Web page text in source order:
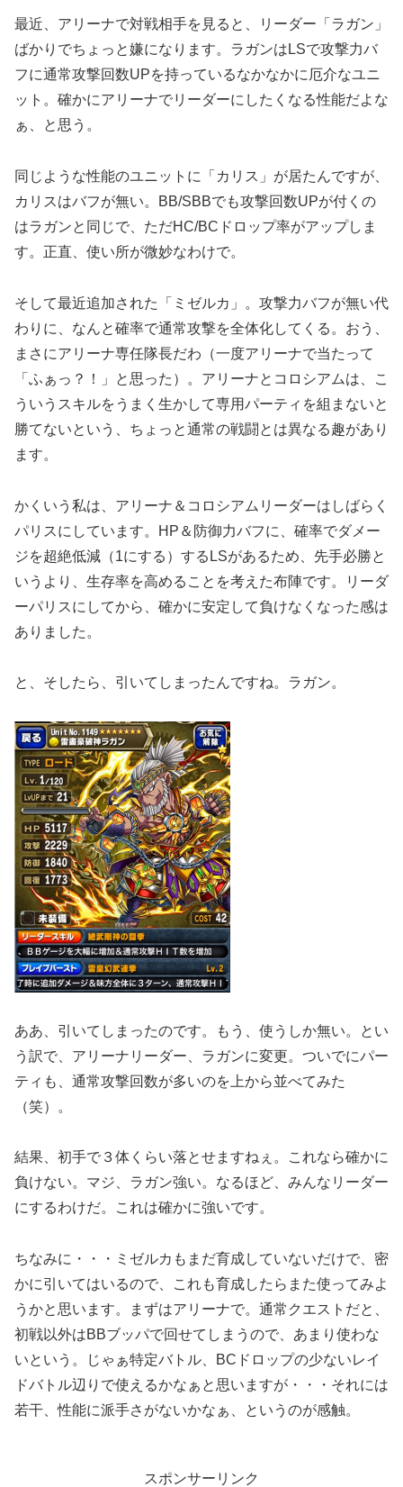
最近、アリーナで対戦相手を見ると、リーダー「ラガン」
ばかりでちょっと嫌になります。ラガンはLSで攻撃力バ
フに通常攻撃回数UPを持っているなかなかに厄介なユニ
ット。確かにアリーナでリーダーにしたくなる性能だよな
ぁ、と思う。
同じような性能のユニットに「カリス」が居たんですが、
カリスはバフが無い。BB/SBBでも攻撃回数UPが付くの
はラガンと同じで、ただHC/BCドロップ率がアップしま
す。正直、使い所が微妙なわけで。
そして最近追加された「ミゼルカ」。攻撃力バフが無い代
わりに、なんと確率で通常攻撃を全体化してくる。おう、
まさにアリーナ専任隊長だわ（一度アリーナで当たって
「ふぁっ？！」と思った）。アリーナとコロシアムは、こ
ういうスキルをうまく生かして専用パーティを組まないと
勝てないという、ちょっと通常の戦闘とは異なる趣があり
ます。
かくいう私は、アリーナ＆コロシアムリーダーはしばらく
パリスにしています。HP＆防御力バフに、確率でダメー
ジを超絶低減（1にする）するLSがあるため、先手必勝と
いうより、生存率を高めることを考えた布陣です。リーダ
ーパリスにしてから、確かに安定して負けなくなった感は
ありました。
と、そしたら、引いてしまったんですね。ラガン。
ああ、引いてしまったのです。もう、使うしか無い。とい
う訳で、アリーナリーダー、ラガンに変更。ついでにパー
ティも、通常攻撃回数が多いのを上から並べてみた
（笑）。
結果、初手で３体くらい落とせますねぇ。これなら確かに
負けない。マジ、ラガン強い。なるほど、みんなリーダー
にするわけだ。これは確かに強いです。
ちなみに・・・ミゼルカもまだ育成していないだけで、密
かに引いてはいるので、これも育成したらまた使ってみよ
うかと思います。まずはアリーナで。通常クエストだと、
初戦以外はBBブッパで回せてしまうので、あまり使わな
いという。じゃぁ特定バトル、BCドロップの少ないレイ
ドバトル辺りで使えるかなぁと思いますが・・・それには
若干、性能に派手さがないかなぁ、というのが感触。
スポンサーリンク